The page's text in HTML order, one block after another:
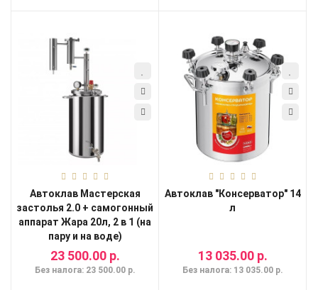
Автоклав Мастерская
застолья 2.0 + самогонный
аппарат Жара 20л, 2 в 1 (на
пару и на воде)
23 500.00 р.
Без налога: 23 500.00 р.
Автоклав "Консерватор" 14
л
13 035.00 р.
Без налога: 13 035.00 р.